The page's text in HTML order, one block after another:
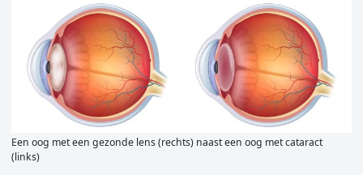
Een oog met een gezonde lens (rechts) naast een oog met cataract
(links)